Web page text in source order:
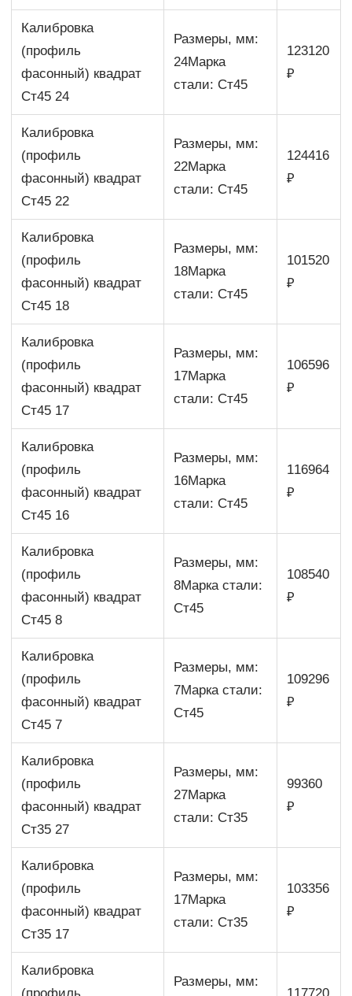
Калибровка
(профиль
фасонный) квадрат
Ст45 24
Размеры, мм:
24Марка
стали: Ст45
123120
₽
Калибровка
(профиль
фасонный) квадрат
Ст45 22
Размеры, мм:
22Марка
стали: Ст45
124416
₽
Калибровка
(профиль
фасонный) квадрат
Ст45 18
Размеры, мм:
18Марка
стали: Ст45
101520
₽
Калибровка
(профиль
фасонный) квадрат
Ст45 17
Размеры, мм:
17Марка
стали: Ст45
106596
₽
Калибровка
(профиль
фасонный) квадрат
Ст45 16
Размеры, мм:
16Марка
стали: Ст45
116964
₽
Калибровка
(профиль
фасонный) квадрат
Ст45 8
Размеры, мм:
8Марка стали:
Ст45
108540
₽
Калибровка
(профиль
фасонный) квадрат
Ст45 7
Размеры, мм:
7Марка стали:
Ст45
109296
₽
Калибровка
(профиль
фасонный) квадрат
Ст35 27
Размеры, мм:
27Марка
стали: Ст35
99360
₽
Калибровка
(профиль
фасонный) квадрат
Ст35 17
Размеры, мм:
17Марка
стали: Ст35
103356
₽
Калибровка
Размеры, мм: